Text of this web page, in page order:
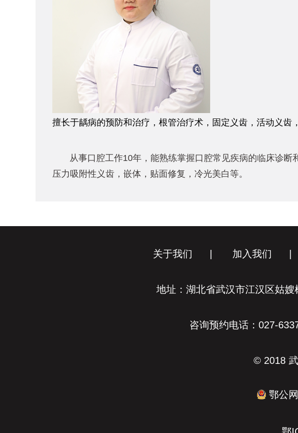
擅长于龋病的预防和治疗，根管治疗术，固定义齿，活动义齿
从事口腔工作10年，能熟练掌握口腔常见疾病的临床诊断
压力吸附性义齿，嵌体，贴面修复，冷光美白等。
关于我们 加入我们
地址：湖北省武汉市江汉区姑嫂
咨询预约电话：027-
© 2018
鄂公